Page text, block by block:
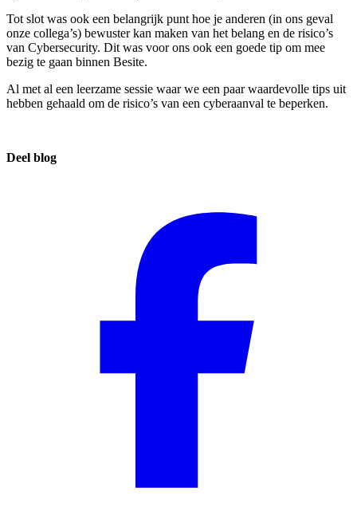
Tot slot was ook een belangrijk punt hoe je anderen (in ons geval
onze collega’s) bewuster kan maken van het belang en de risico’s
van Cybersecurity. Dit was voor ons ook een goede tip om mee
bezig te gaan binnen Besite.
Al met al een leerzame sessie waar we een paar waardevolle tips uit
hebben gehaald om de risico’s van een cyberaanval te beperken.
Deel blog